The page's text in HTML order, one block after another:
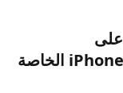
هذا التطبيق يشبه Screen Time على
المنشطات، مما يجعلك تتبع حدود iPhone الخاصة